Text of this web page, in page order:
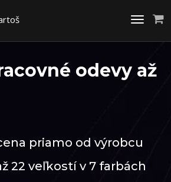
Toggle
odevy až
priamo od výrobcu
22 veľkostí v 7 farbách